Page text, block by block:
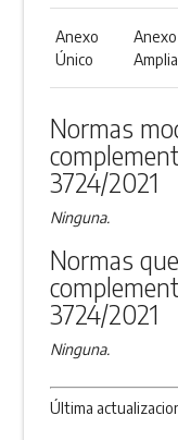
Anexo
Único
Normas
3724/2021
Ninguna.
Normas
3724/2021
Ninguna.
Última